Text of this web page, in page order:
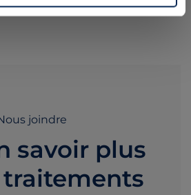
joindre
savoir plus
traitements